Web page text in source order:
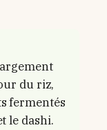
du riz,
fermentés
le dashi.